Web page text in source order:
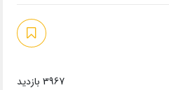
3967 بازدید